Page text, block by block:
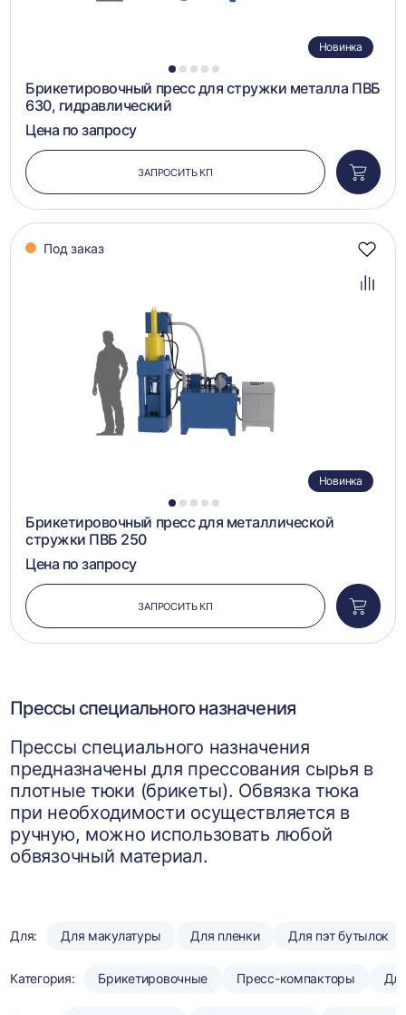
1 2 3 4 5
Новинка
Брикетировочный пресс для стружки металла ПВБ
630, гидравлический
Цена по запросу
ЗАПРОСИТЬ КП
в
Под заказ
1 2 3 4 5
Новинка
Брикетировочный пресс для металлической
стружки ПВБ 250
Цена по запросу
ЗАПРОСИТЬ КП
в
Прессы специального назначения
Прессы специального назначения
предназначены для прессования сырья в
плотные тюки (брикеты). Обвязка тюка
при необходимости осуществляется в
ручную, можно использовать любой
обвязочный материал.
Для: Для макулатуры Для пленки Для пэт бутылок
Категория: Брикетировочные Пресс-компакторы